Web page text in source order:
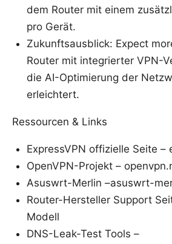
dem Router mit einem
pro Gerät.
Zukunftsausblick: Expect
Router mit integrierter VPN-
die AI-Optimierung der
erleichtert.
Ressourcen & Links
ExpressVPN offizielle Seite –
OpenVPN-Projekt –
Asuswrt-Merlin –asuswrt-
Router-Hersteller Support
Modell
DNS-Leak-Test Tools –